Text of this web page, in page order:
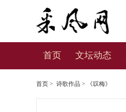
首页 文坛动态
首页 > 诗歌作品 > 《叹梅》